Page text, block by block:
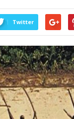
Twitter